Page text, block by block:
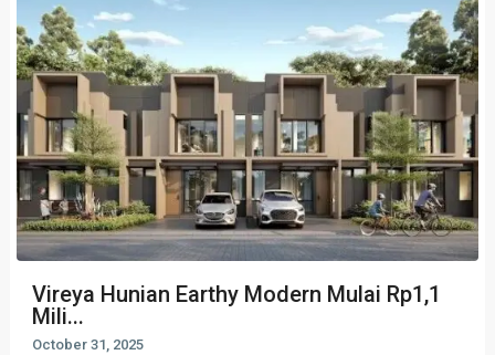
Vireya Hunian Earthy Modern Mulai Rp1,1
Mili...
October 31, 2025